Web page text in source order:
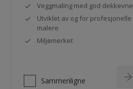
Veggmaling med god dekkevne
Utviklet av og for profesjonelle
malere
Miljømerket
Sammenligne